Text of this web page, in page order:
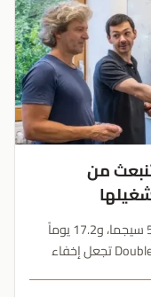
من
رصد 106 أحداث لجسيمات النيوترينو، دقة 5.9 سيجما، و17.2 يوماً
من البيانات لمفاعلات مغلقة. تجربة Double Chooz تجعل إخفاء